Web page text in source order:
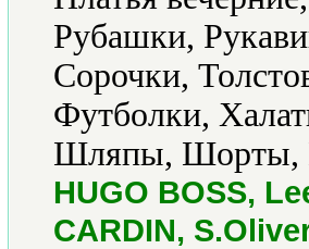
Рубашки,
Сорочки,
Футболки,
Шляпы,
HUGO BOSS,
CARDIN,